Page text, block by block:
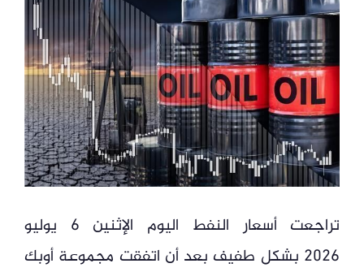
تراجعت أسعار النفط اليوم الإثنين 6 يوليو
2026 بشكل طفيف بعد أن اتفقت مجموعة أوبك